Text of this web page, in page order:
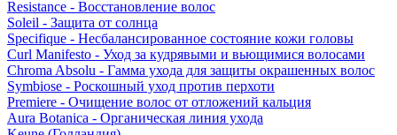
Resistance - Восстановление волос
Soleil - Защита от солнца
Specifique - Несбалансированное состояние кожи головы
Curl Manifesto - Уход за кудрявыми и вьющимися волосами
Chroma Absolu - Гамма ухода для защиты окрашенных волос
Symbiose - Роскошный уход против перхоти
Premiere - Очищение волос от отложений кальция
Aura Botanica - Органическая линия ухода